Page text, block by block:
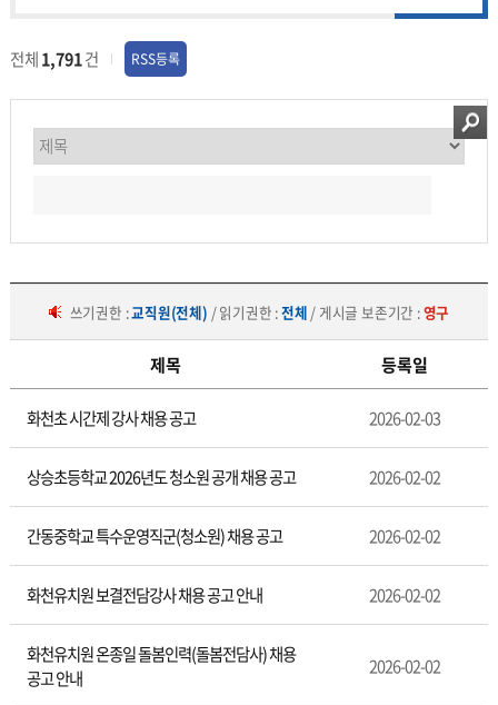
전체1,791건 RSS등록
쓰기권한 :교직원(전체) / 읽기권한 :전체 / 게시글 보존기간 :영구
제목 등록일
화천초 시간제 강사 채용 공고 2026-02-03
상승초등학교 2026년도 청소원 공개 채용 공고 2026-02-02
간동중학교 특수운영직군(청소원) 채용 공고 2026-02-02
화천유치원 보결전담강사 채용 공고 안내 2026-02-02
화천유치원 온종일 돌봄인력(돌봄전담사) 채용
공고 안내
2026-02-02